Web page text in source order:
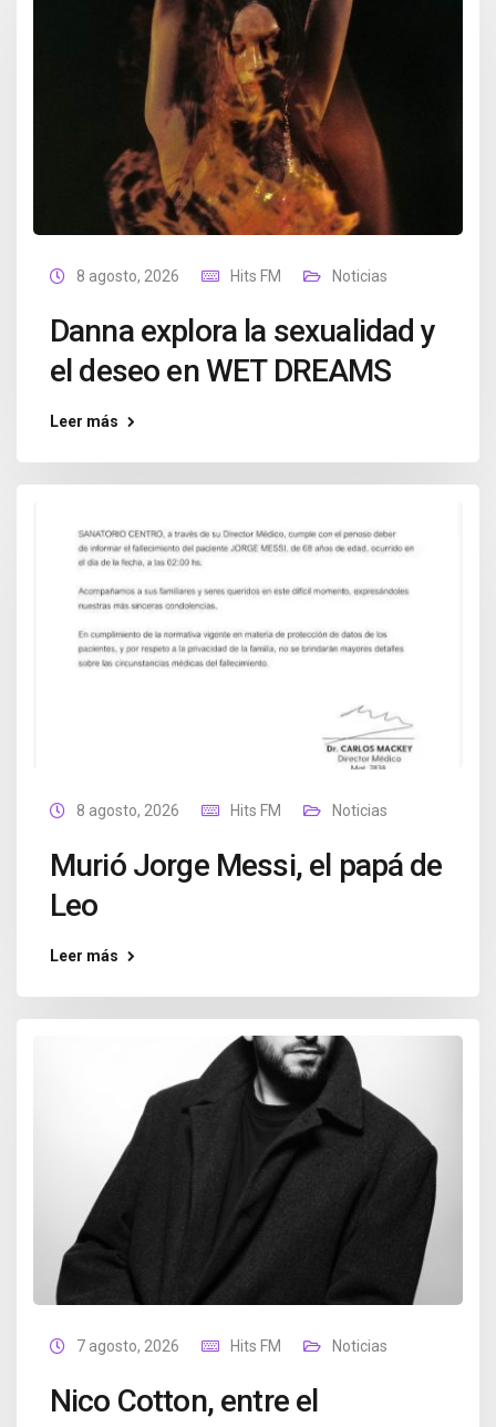
8 agosto, 2026 Hits FM Noticias
Danna explora la sexualidad y
el deseo en WET DREAMS
Leer más
8 agosto, 2026 Hits FM Noticias
Murió Jorge Messi, el papá de
Leo
Leer más
7 agosto, 2026 Hits FM Noticias
Nico Cotton, entre el